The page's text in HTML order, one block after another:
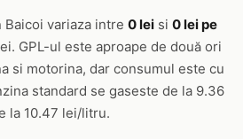
variaza intre 0 lei si 0 lei pe
GPL-ul este aproape de două ori
si motorina, dar consumul este cu
standard se gaseste de la 9.36
la 10.47 lei/litru.